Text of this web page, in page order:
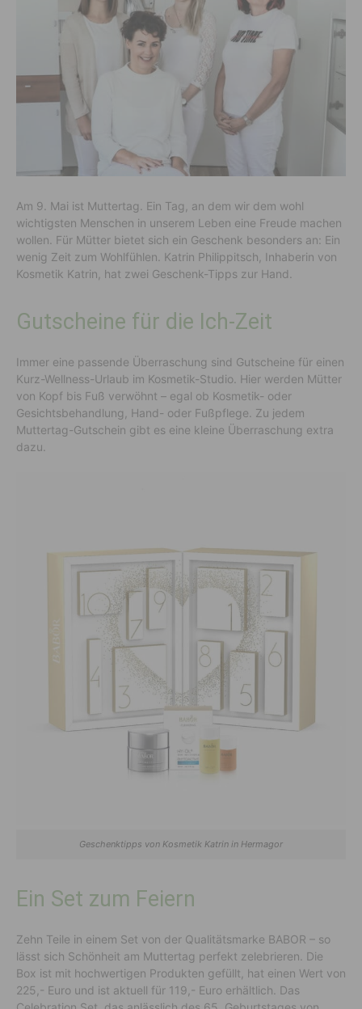
Am 9. Mai ist Muttertag. Ein Tag, an dem wir dem wohl
wichtigsten Menschen in unserem Leben eine Freude machen
wollen. Für Mütter bietet sich ein Geschenk besonders an: Ein
wenig Zeit zum Wohlfühlen. Katrin Philippitsch, Inhaberin von
Kosmetik Katrin, hat zwei Geschenk-Tipps zur Hand.
Gutscheine für die Ich-Zeit
Immer eine passende Überraschung sind Gutscheine für einen
Kurz-Wellness-Urlaub im Kosmetik-Studio. Hier werden Mütter
von Kopf bis Fuß verwöhnt – egal ob Kosmetik- oder
Gesichtsbehandlung, Hand- oder Fußpflege. Zu jedem
Muttertag-Gutschein gibt es eine kleine Überraschung extra
dazu.
Geschenktipps von Kosmetik Katrin in Hermagor
Ein Set zum Feiern
Zehn Teile in einem Set von der Qualitätsmarke BABOR – so
lässt sich Schönheit am Muttertag perfekt zelebrieren. Die
Box ist mit hochwertigen Produkten gefüllt, hat einen Wert von
225,- Euro und ist aktuell für 119,- Euro erhältlich. Das